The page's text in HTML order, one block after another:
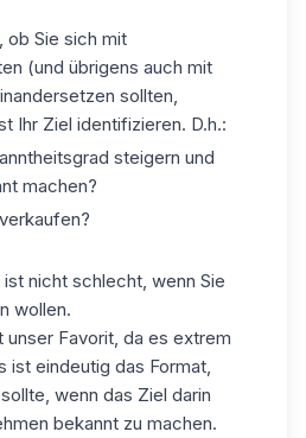
ob Sie sich mit
(und übrigens auch mit
sollten,
Ihr Ziel identifizieren. D.h.:
steigern und
machen?
nicht schlecht, wenn Sie
wollen.
Favorit, da es extrem
ist eindeutig das Format,
wenn das Ziel darin
bekannt zu machen.